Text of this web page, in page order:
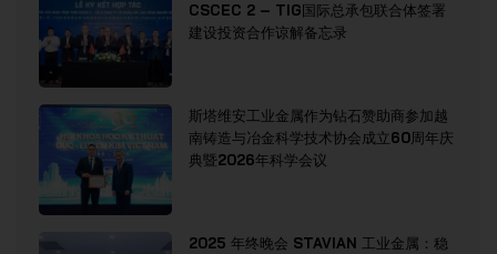
CSCEC 2 – TIG国际总承包联合体签署
建设投资合作谅解备忘录
斯塔维安工业金属作为钻石赞助商参加越
南铸造与冶金科学技术协会成立60周年庆
典暨2026年科学会议
2025 年终晚会 STAVIAN 工业金属：稳